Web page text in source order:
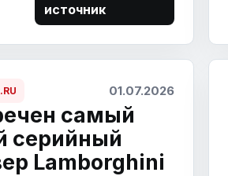
источник
01.07.2026
самый
серийный
Lamborghini